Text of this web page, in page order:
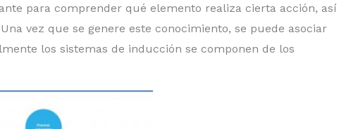
para comprender qué elemento realiza cierta acción, así
vez que se genere este conocimiento, se puede asociar
los sistemas de inducción se componen de los